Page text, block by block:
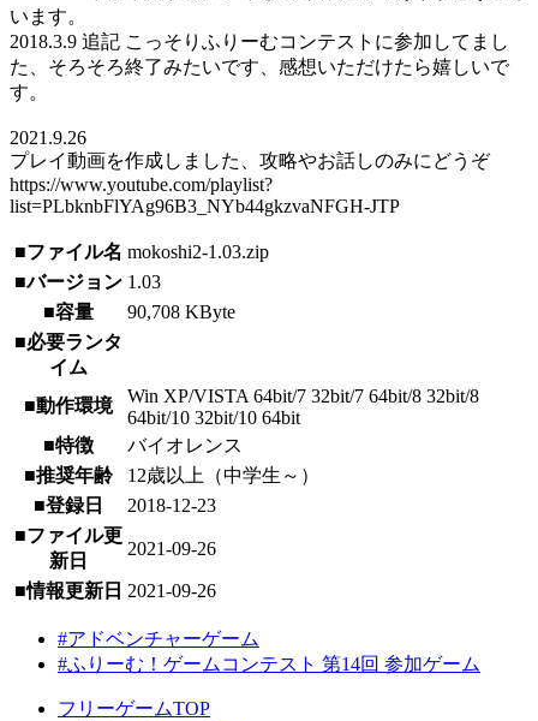
います。
2018.3.9 追記 こっそりふりーむコンテストに参加してまし
た、そろそろ終了みたいです、感想いただけたら嬉しいで
す。
2021.9.26
プレイ動画を作成しました、攻略やお話しのみにどうぞ
https://www.youtube.com/playlist?
list=PLbknbFlYAg96B3_NYb44gkzvaNFGH-JTP
■ファイル名 mokoshi2-1.03.zip
■バージョン 1.03
■容量
90,708 KByte
■必要ランタ
イム
■動作環境
Win XP/VISTA 64bit/7 32bit/7 64bit/8 32bit/8
64bit/10 32bit/10 64bit
■特徴
バイオレンス
■推奨年齢
12歳以上（中学生～）
■登録日
2018-12-23
■ファイル更
新日
2021-09-26
■情報更新日 2021-09-26
#アドベンチャーゲーム
#ふりーむ！ゲームコンテスト 第14回 参加ゲーム
フリーゲームTOP